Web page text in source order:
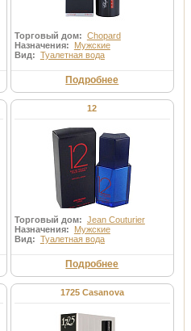
Торговый дом: Chopard
Назначения: Мужские
Вид: Туалетная вода
Подробнее
12
Торговый дом: Jean Couturier
Назначения: Мужские
Вид: Туалетная вода
Подробнее
1725 Casanova